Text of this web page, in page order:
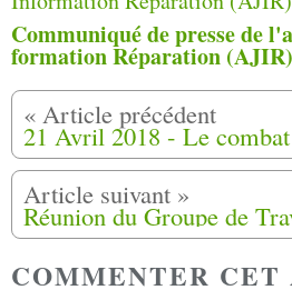
Communiqué de presse de
formation Réparation
COMMENTER